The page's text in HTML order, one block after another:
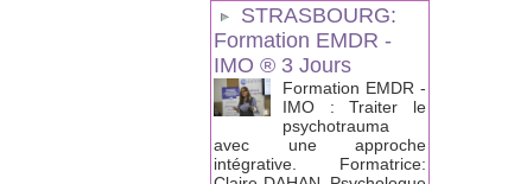
STRASBOURG:
Formation EMDR -
IMO ® 3 Jours
Formation EMDR -
IMO : Traiter le
psychotrauma
avec une approche
intégrative. Formatrice: